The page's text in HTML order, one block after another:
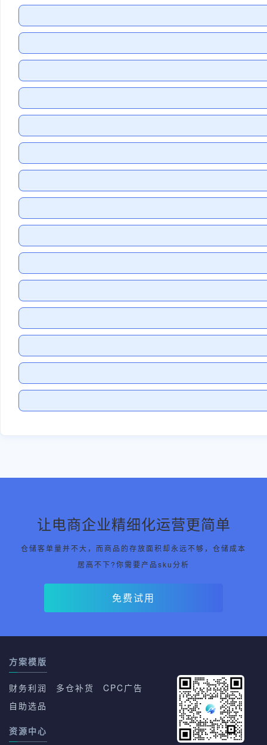
让电商企业精细化运营更简单
仓储客单量并不大，而商品的存放面积却永远不够，仓储成本
居高不下?你需要产品sku分析
免费试用
方案模版
财务利润 多仓补货
CPC广告
自助选品
资源中心